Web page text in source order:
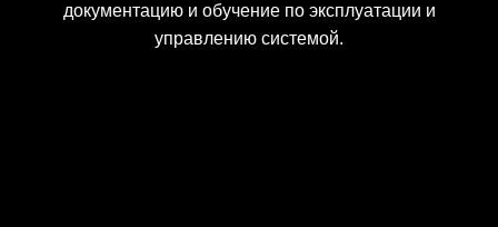
документацию и обучение по эксплуатации и
управлению системой.